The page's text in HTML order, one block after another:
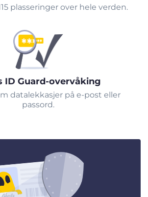
plasseringer over hele verden.
ID Guard-overvåking
datalekkasjer på e-post eller
passord.